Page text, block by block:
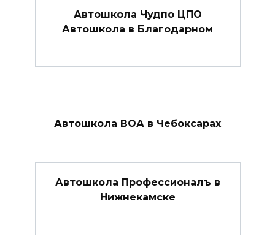
Автошкола Чудпо ЦПО
Автошкола в Благодарном
Автошкола ВОА в Чебоксарах
Автошкола Профессионалъ в
Нижнекамске